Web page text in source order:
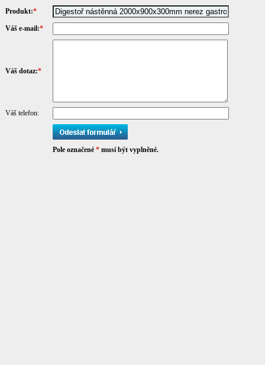
Produkt:*
Váš e-mail:*
Váš dotaz:*
Váš telefon:
Pole označené * musí být vyplněné.